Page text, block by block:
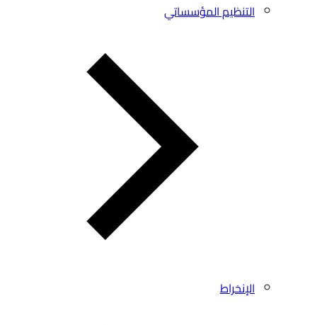
التنظيم المؤسساتي
الإنخراط